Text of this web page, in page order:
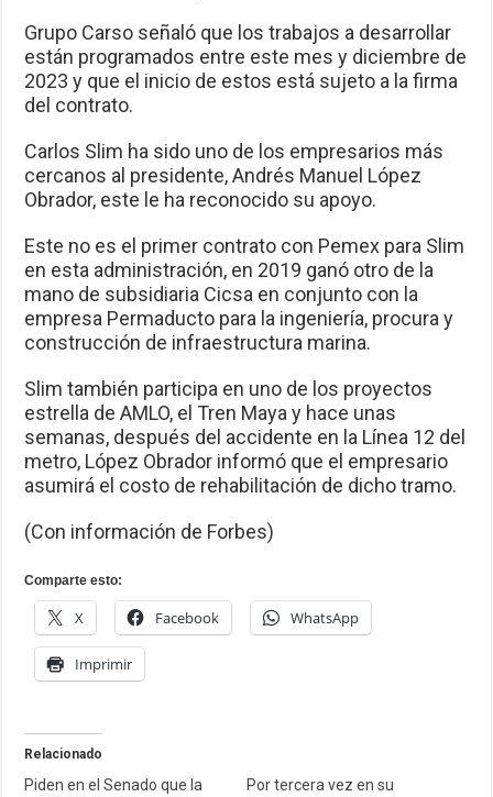
Grupo Carso señaló que los trabajos a desarrollar
están programados entre este mes y diciembre de
2023 y que el inicio de estos está sujeto a la firma
del contrato.
Carlos Slim ha sido uno de los empresarios más
cercanos al presidente, Andrés Manuel López
Obrador, este le ha reconocido su apoyo.
Este no es el primer contrato con Pemex para Slim
en esta administración, en 2019 ganó otro de la
mano de subsidiaria Cicsa en conjunto con la
empresa Permaducto para la ingeniería, procura y
construcción de infraestructura marina.
Slim también participa en uno de los proyectos
estrella de AMLO, el Tren Maya y hace unas
semanas, después del accidente en la Línea 12 del
metro, López Obrador informó que el empresario
asumirá el costo de rehabilitación de dicho tramo.
(Con información de Forbes)
Comparte esto:
X Facebook WhatsApp
Imprimir
Relacionado
Piden en el Senado que la
Por tercera vez en su